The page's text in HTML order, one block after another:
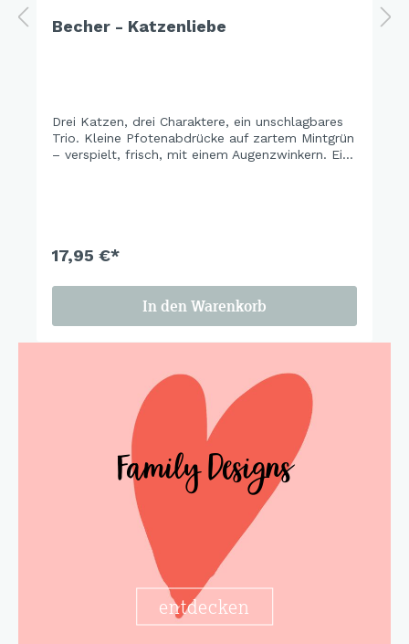
Becher - Katzenliebe
Drei Katzen, drei Charaktere, ein unschlagbares
Trio. Kleine Pfotenabdrücke auf zartem Mintgrün
– verspielt, frisch, mit einem Augenzwinkern. Ein
17,95 €*
In den Warenkorb
Family Designs
entdecken